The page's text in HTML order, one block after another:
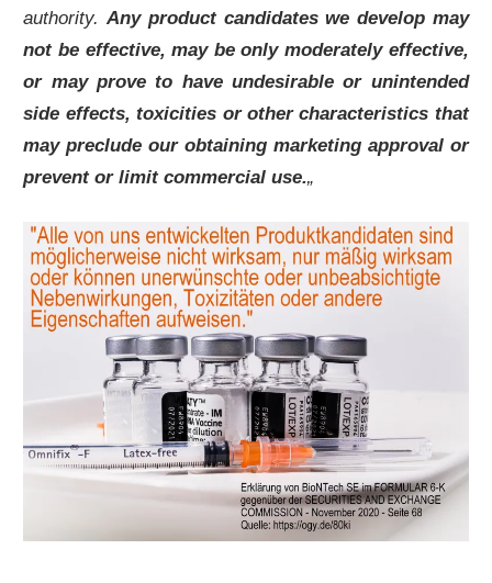
authority. Any product candidates we develop may
not be effective, may be only moderately effective,
or may prove to have undesirable or unintended
side effects, toxicities or other characteristics that
may preclude our obtaining marketing approval or
prevent or limit commercial use.„